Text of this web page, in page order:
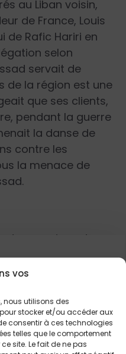
vos
nous utilisons des
stocker et/ou accéder aux
consentir à ces technologies
telles que le comportement
site. Le fait de ne pas
au Liban voisin,
de France, Louis
de Rafic Hariri en
selon
servait de
de la région est une
que ses clients,
pendant la guerre
la danse de
contre les
la menace de
a eu raison de
ce régime. Mais
un crime en
soutenus.
il a laissé le terrain
et les Russes
radicales
et Daech,
à lire cet
autres